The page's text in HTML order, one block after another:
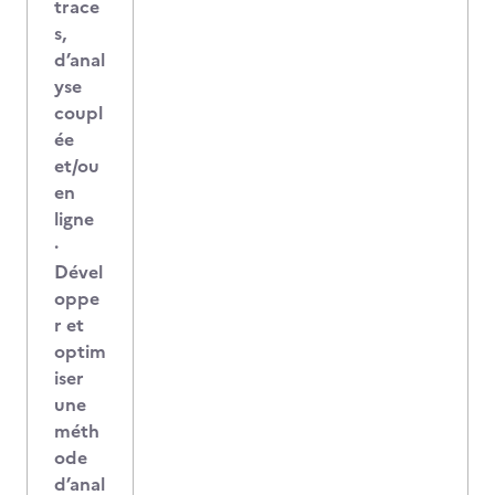
trace
s,
d’anal
yse
coupl
ée
et/ou
en
ligne
·
Dével
oppe
r et
optim
iser
une
méth
ode
d’anal